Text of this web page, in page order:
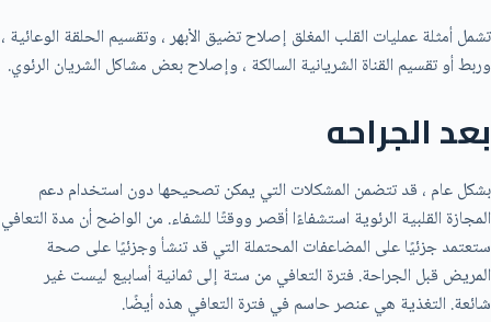
تشمل أمثلة عمليات القلب المغلق إصلاح تضيق الأبهر ، وتقسيم الحلقة الوعائية ،
وربط أو تقسيم القناة الشريانية السالكة ، وإصلاح بعض مشاكل الشريان الرئوي.
بعد الجراحه
بشكل عام ، قد تتضمن المشكلات التي يمكن تصحيحها دون استخدام دعم
المجازة القلبية الرئوية استشفاءًا أقصر ووقتًا للشفاء. من الواضح أن مدة التعافي
ستعتمد جزئيًا على المضاعفات المحتملة التي قد تنشأ وجزئيًا على صحة
المريض قبل الجراحة. فترة التعافي من ستة إلى ثمانية أسابيع ليست غير
شائعة. التغذية هي عنصر حاسم في فترة التعافي هذه أيضًا.